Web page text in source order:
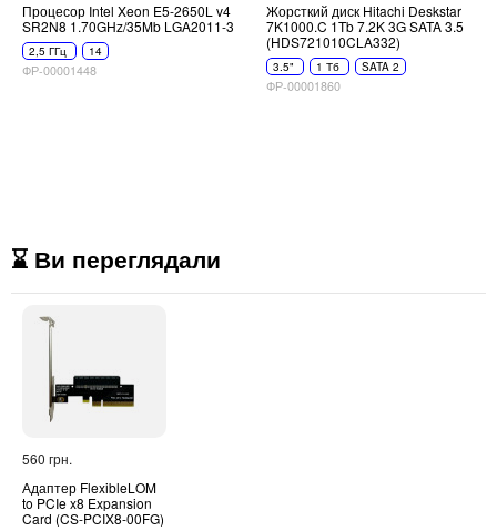
Процесор Intel Xeon E5-2650L v4
SR2N8 1.70GHz/35Mb LGA2011-3
2,5 ГГц 14
ФР-00001448
Жорсткий диск Hitachi Deskstar
7K1000.C 1Tb 7.2K 3G SATA 3.5
(HDS721010CLA332)
3.5" 1 Тб SATA 2
ФР-00001860
⌛ Ви переглядали
560 грн.
Адаптер FlexibleLOM
to PCIe x8 Expansion
Card (CS-PCIX8-00FG)